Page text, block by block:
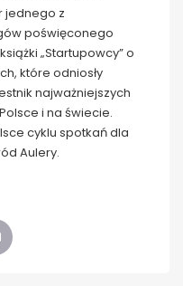
jednego z
poświęconego
„Startupowcy” o
które odniosły
najważniejszych
i na świecie.
cyklu spotkań dla
Aulery.